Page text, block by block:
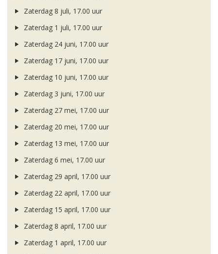
Zaterdag 8 juli, 17.00 uur
Zaterdag 1 juli, 17.00 uur
Zaterdag 24 juni, 17.00 uur
Zaterdag 17 juni, 17.00 uur
Zaterdag 10 juni, 17.00 uur
Zaterdag 3 juni, 17.00 uur
Zaterdag 27 mei, 17.00 uur
Zaterdag 20 mei, 17.00 uur
Zaterdag 13 mei, 17.00 uur
Zaterdag 6 mei, 17.00 uur
Zaterdag 29 april, 17.00 uur
Zaterdag 22 april, 17.00 uur
Zaterdag 15 april, 17.00 uur
Zaterdag 8 april, 17.00 uur
Zaterdag 1 april, 17.00 uur